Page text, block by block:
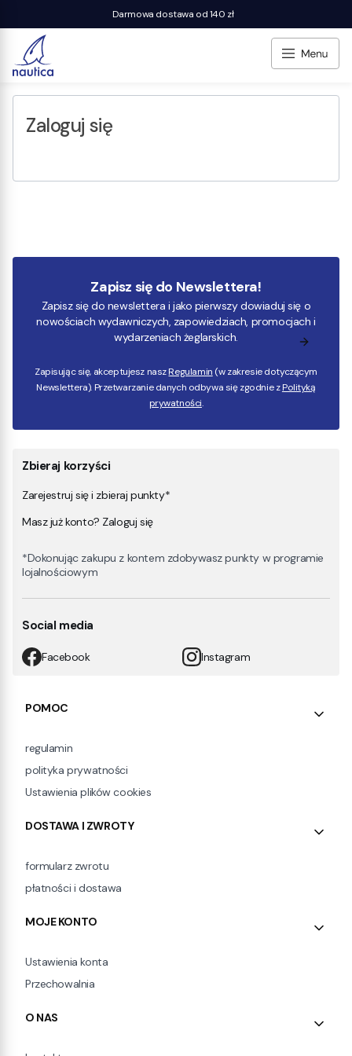
Darmowa dostawa od 140 zł
Zaloguj się
Zbieraj korzyści
Zarejestruj się i zbieraj punkty*
Masz już konto? Zaloguj się
*Dokonując zakupu z kontem zdobywasz punkty w programie
lojalnościowym
Social media
Facebook Instagram
Zapisz się do Newslettera!
Zapisz się do newslettera i jako pierwszy dowiaduj się o
nowościach wydawniczych, zapowiedziach, promocjach i
wydarzeniach żeglarskich.
Zapisując się, akceptujesz naszRegulamin (w zakresie dotyczącym
Newslettera). Przetwarzanie danych odbywa się zgodnie zPolityką
prywatności.
Linki w stopce
POMOC
regulamin
polityka prywatności
Ustawienia plików cookies
DOSTAWA I ZWROTY
formularz zwrotu
płatności i dostawa
MOJE KONTO
Ustawienia konta
Przechowalnia
O NAS